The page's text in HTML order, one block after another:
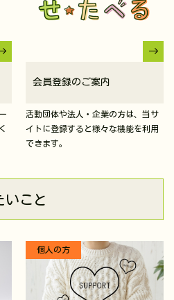
会員登録のご案内
活動団体や法人・企業の方は、当サ
イトに登録すると様々な機能を利用
できます。
いこと
個人の方